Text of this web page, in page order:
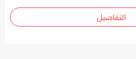
التفاصيل